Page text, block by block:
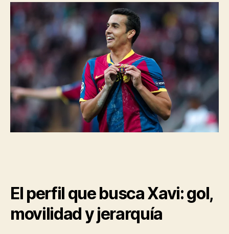
El perfil que busca Xavi: gol,
movilidad y jerarquía